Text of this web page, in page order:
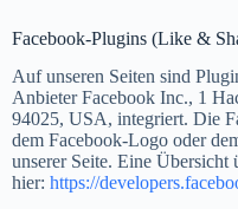
Facebook-Plugins (Like &
Auf unseren Seiten sind
Anbieter Facebook Inc., 1
94025, USA, integriert. Die
dem Facebook-Logo oder
unserer Seite. Eine
hier: https://